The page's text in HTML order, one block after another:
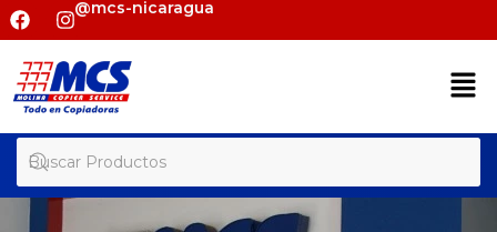
@mcs-nicaragua